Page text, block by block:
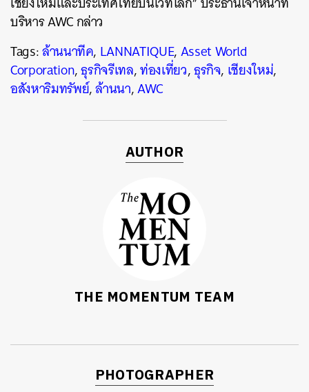
บริหาร AWC กล่าว
Tags:ล้านนาทีค, LANNATIQUE,Asset World
Corporation,ธุรกิจรีเทล,ท่องเที่ยว,ธุรกิจ, เชียงใหม่,
อสังหาริมทรัพย์,ล้านนา,AWC
AUTHOR
THE MOMENTUM TEAM
PHOTOGRAPHER